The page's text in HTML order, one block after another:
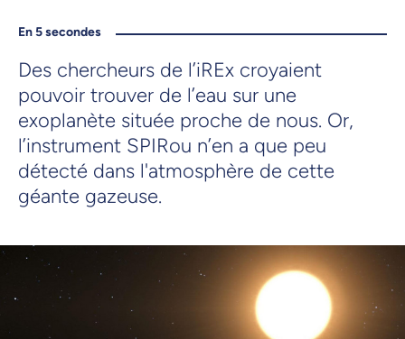
En 5 secondes
Des chercheurs de l’iREx croyaient
pouvoir trouver de l’eau sur une
exoplanète située proche de nous. Or,
l’instrument SPIRou n’en a que peu
détecté dans l'atmosphère de cette
géante gazeuse.